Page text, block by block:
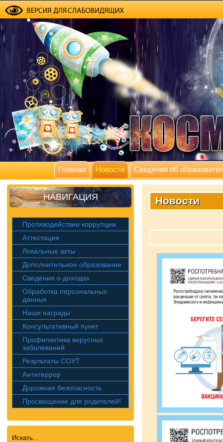
Главная Новости Сведения об
НАВИГАЦИЯ
Противодействие коррупции
Аттестация
Локальные акты
Дополнительное образование
Сведения о доходах
Обработка персональных
данных
Наши награды
Консультативный пункт
Профилактика вирусных
заболеваний
Результаты СОУТ
Антитеррор
Дорожная безопасность
Просвещение для родителей!
Искать...
Новости